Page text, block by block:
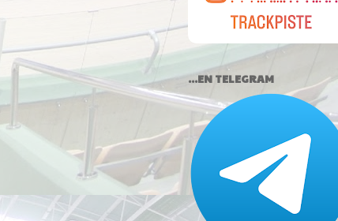
...EN TELEGRAM